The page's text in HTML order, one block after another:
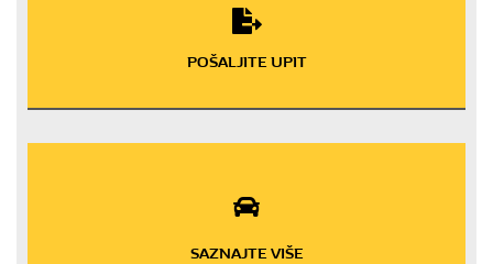
POŠALJITE UPIT
SAZNAJTE VIŠE